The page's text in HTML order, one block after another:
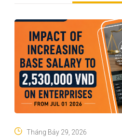
Tháng Bảy 29, 2026